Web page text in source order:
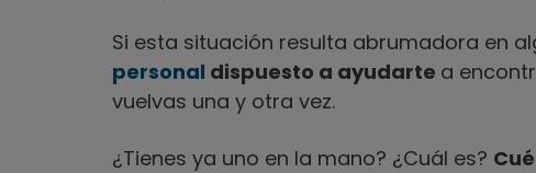
Si esta situación resulta abrumadora en
personal dispuesto a ayudarte a
vuelvas una y otra vez.
¿Tienes ya uno en la mano? ¿Cuál es?